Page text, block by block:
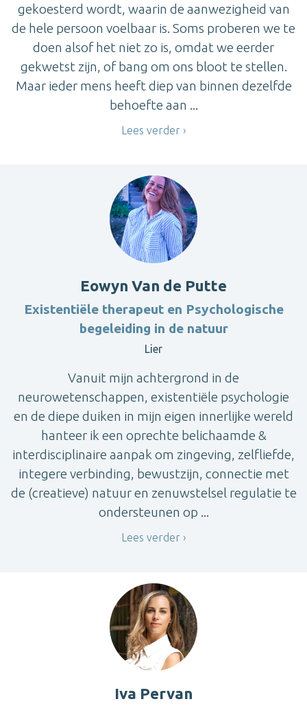
gekoesterd wordt, waarin de aanwezigheid van
de hele persoon voelbaar is. Soms proberen we te
doen alsof het niet zo is, omdat we eerder
gekwetst zijn, of bang om ons bloot te stellen.
Maar ieder mens heeft diep van binnen dezelfde
behoefte aan ...
Lees verder
Eowyn Van de Putte
Existentiële therapeut en Psychologische
begeleiding in de natuur
Lier
Vanuit mijn achtergrond in de
neurowetenschappen, existentiële psychologie
en de diepe duiken in mijn eigen innerlijke wereld
hanteer ik een oprechte belichaamde &
interdisciplinaire aanpak om zingeving, zelfliefde,
integere verbinding, bewustzijn, connectie met
de (creatieve) natuur en zenuwstelsel regulatie te
ondersteunen op ...
Lees verder
Iva Pervan